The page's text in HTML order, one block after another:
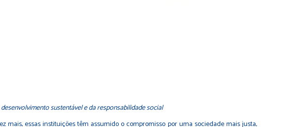
sustentável e da responsabilidade social
essas instituições têm assumido o compromisso por uma sociedade mais justa,